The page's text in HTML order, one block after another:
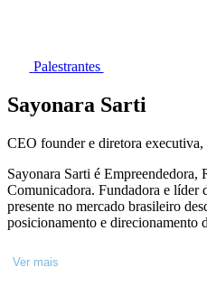
Palestrantes
Sayonara Sarti
CEO founder e diretora
Sayonara Sarti é Empreendedora,
Comunicadora. Fundadora e líder
presente no mercado brasileiro
posicionamento e direcionamento
sua sensibilidade, pensamento
inovadora, aposta nas conexões
Ver mais